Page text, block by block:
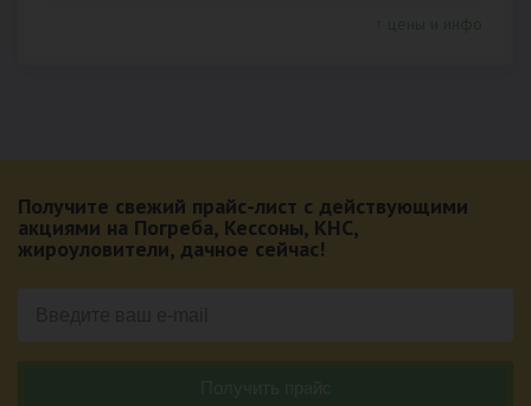
Получите свежий прайс-лист с действующими
акциями на Погреба, Кессоны, КНС,
жироуловители, дачное сейчас!